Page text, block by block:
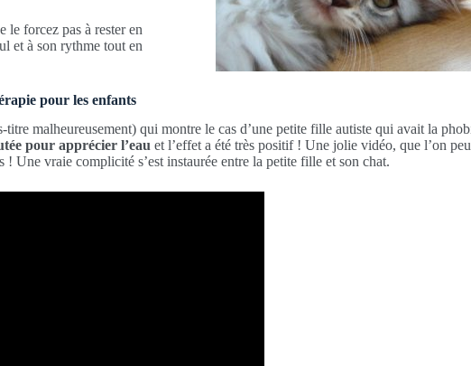
le forcez pas à rester en
et à son rythme tout en
pour les enfants
malheureusement) qui montre le cas d’une petite fille autiste qui avait la
pour apprécier l’eau et l’effet a été très positif ! Une jolie vidéo, que l’on
! Une vraie complicité s’est instaurée entre la petite fille et son chat.